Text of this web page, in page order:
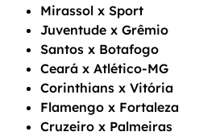
Mirassol x Sport
Juventude x Grêmio
Santos x Botafogo
Ceará x Atlético-MG
Corinthians x Vitória
Flamengo x Fortaleza
Cruzeiro x Palmeiras